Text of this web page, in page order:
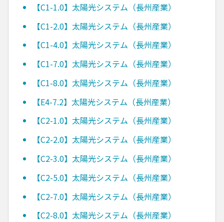
【C1-1.0】太陽光システム（長州産業）
【C1-2.0】太陽光システム（長州産業）
【C1-4.0】太陽光システム（長州産業）
【C1-7.0】太陽光システム（長州産業）
【C1-8.0】太陽光システム（長州産業）
【E4-7.2】太陽光システム（長州産業）
【C2-1.0】太陽光システム（長州産業）
【C2-2.0】太陽光システム（長州産業）
【C2-3.0】太陽光システム（長州産業）
【C2-5.0】太陽光システム（長州産業）
【C2-7.0】太陽光システム（長州産業）
【C2-8.0】太陽光システム（長州産業）